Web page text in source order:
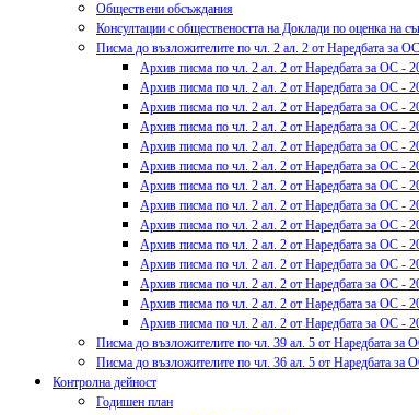
Обществени обсъждания
Консултации с обществеността на Доклади по оценка на
Писма до възложителите по чл. 2 ал. 2 от Наредбата за ОС
Архив писма по чл. 2 ал. 2 от Наредбата за ОС -
Архив писма по чл. 2 ал. 2 от Наредбата за ОС -
Архив писма по чл. 2 ал. 2 от Наредбата за ОС -
Архив писма по чл. 2 ал. 2 от Наредбата за ОС -
Архив писма по чл. 2 ал. 2 от Наредбата за ОС -
Архив писма по чл. 2 ал. 2 от Наредбата за ОС -
Архив писма по чл. 2 ал. 2 от Наредбата за ОС -
Архив писма по чл. 2 ал. 2 от Наредбата за ОС -
Архив писма по чл. 2 ал. 2 от Наредбата за ОС -
Архив писма по чл. 2 ал. 2 от Наредбата за ОС -
Архив писма по чл. 2 ал. 2 от Наредбата за ОС -
Архив писма по чл. 2 ал. 2 от Наредбата за ОС -
Архив писма по чл. 2 ал. 2 от Наредбата за ОС -
Архив писма по чл. 2 ал. 2 от Наредбата за ОС -
Писма до възложителите по чл. 39 ал. 5 от Наредбата за
Писма до възложителите по чл. 36 ал. 5 от Наредбата за
Контролна дейност
Годишен план